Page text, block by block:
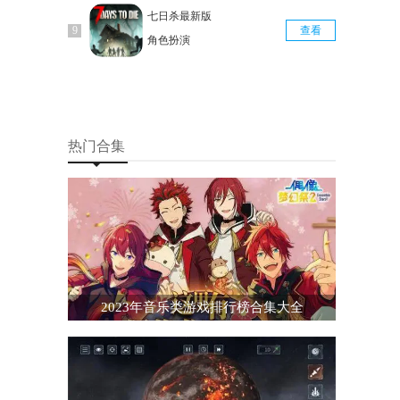
七日杀最新版
角色扮演
查看
热门合集
2023年音乐类游戏排行榜合集大全